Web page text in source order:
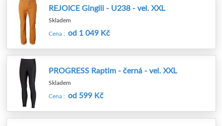
REJOICE Gingili - U238 - vel. XXL
Skladem
Cena : od 1 049 Kč
PROGRESS Raptim - černá - vel. XXL
Skladem
Cena : od 599 Kč